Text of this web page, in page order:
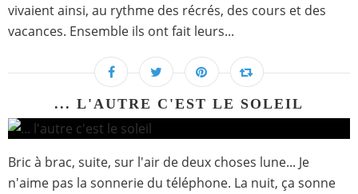
vivaient ainsi, au rythme des récrés, des cours et des
vacances. Ensemble ils ont fait leurs...
... L'AUTRE C'EST LE SOLEIL
Bric à brac, suite, sur l'air de deux choses lune... Je
n'aime pas la sonnerie du téléphone. La nuit, ça sonne